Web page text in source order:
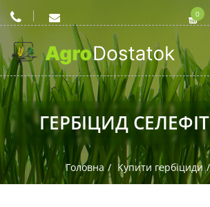
0
ГЕРБІЦИД СЕЛЕФІТ
Головна Купити гербіциди